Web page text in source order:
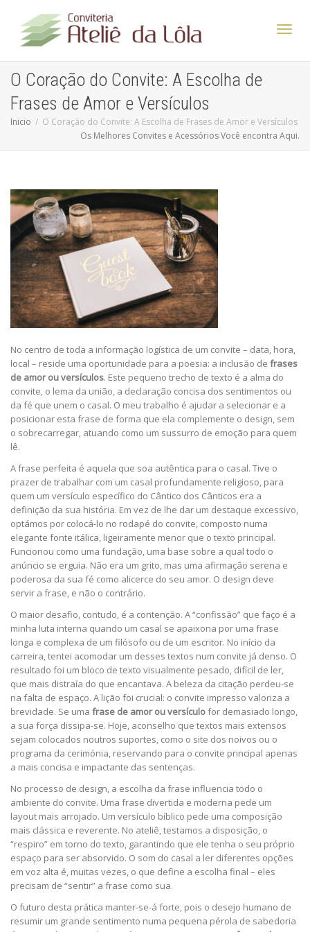
O Coração do Convite: A Escolha de
Frases de Amor e Versículos
Inicio
O Coração do Convite: A Escolha de Frases de Amor e Versículos
Os Melhores Convites e Acessórios Você encontra Aqui.
No centro de toda a informação logística de um convite – data, hora,
local – reside uma oportunidade para a poesia: a inclusão de frases
de amor ou versículos. Este pequeno trecho de texto é a alma do
convite, o lema da união, a declaração concisa dos sentimentos ou
da fé que unem o casal. O meu trabalho é ajudar a selecionar e a
posicionar esta frase de forma que ela complemente o design, sem
o sobrecarregar, atuando como um sussurro de emoção para quem
lê.
A frase perfeita é aquela que soa autêntica para o casal. Tive o
prazer de trabalhar com um casal profundamente religioso, para
quem um versículo específico do Cântico dos Cânticos era a
definição da sua história. Em vez de lhe dar um destaque excessivo,
optámos por colocá-lo no rodapé do convite, composto numa
elegante fonte itálica, ligeiramente menor que o texto principal.
Funcionou como uma fundação, uma base sobre a qual todo o
anúncio se erguia. Não era um grito, mas uma afirmação serena e
poderosa da sua fé como alicerce do seu amor. O design deve
servir a frase, e não o contrário.
O maior desafio, contudo, é a contenção. A “confissão” que faço é a
minha luta interna quando um casal se apaixona por uma frase
longa e complexa de um filósofo ou de um escritor. No início da
carreira, tentei acomodar um desses textos num convite já denso. O
resultado foi um bloco de texto visualmente pesado, difícil de ler,
que mais distraía do que encantava. A beleza da citação perdeu-se
na falta de espaço. A lição foi crucial: o convite impresso valoriza a
brevidade. Se uma frase de amor ou versículofor demasiado longo,
a sua força dissipa-se. Hoje, aconselho que textos mais extensos
sejam colocados noutros suportes, como o site dos noivos ou o
programa da cerimónia, reservando para o convite principal apenas
a mais concisa e impactante das sentenças.
No processo de design, a escolha da frase influencia todo o
ambiente do convite. Uma frase divertida e moderna pede um
layout mais arrojado. Um versículo bíblico pede uma composição
mais clássica e reverente. No ateliê, testamos a disposição, o
“respiro” em torno do texto, garantindo que ele tenha o seu próprio
espaço para ser absorvido. O som do casal a ler diferentes opções
em voz alta é, muitas vezes, o que define a escolha final – eles
precisam de “sentir” a frase como sua.
O futuro desta prática manter-se-á forte, pois o desejo humano de
resumir um grande sentimento numa pequena pérola de sabedoria